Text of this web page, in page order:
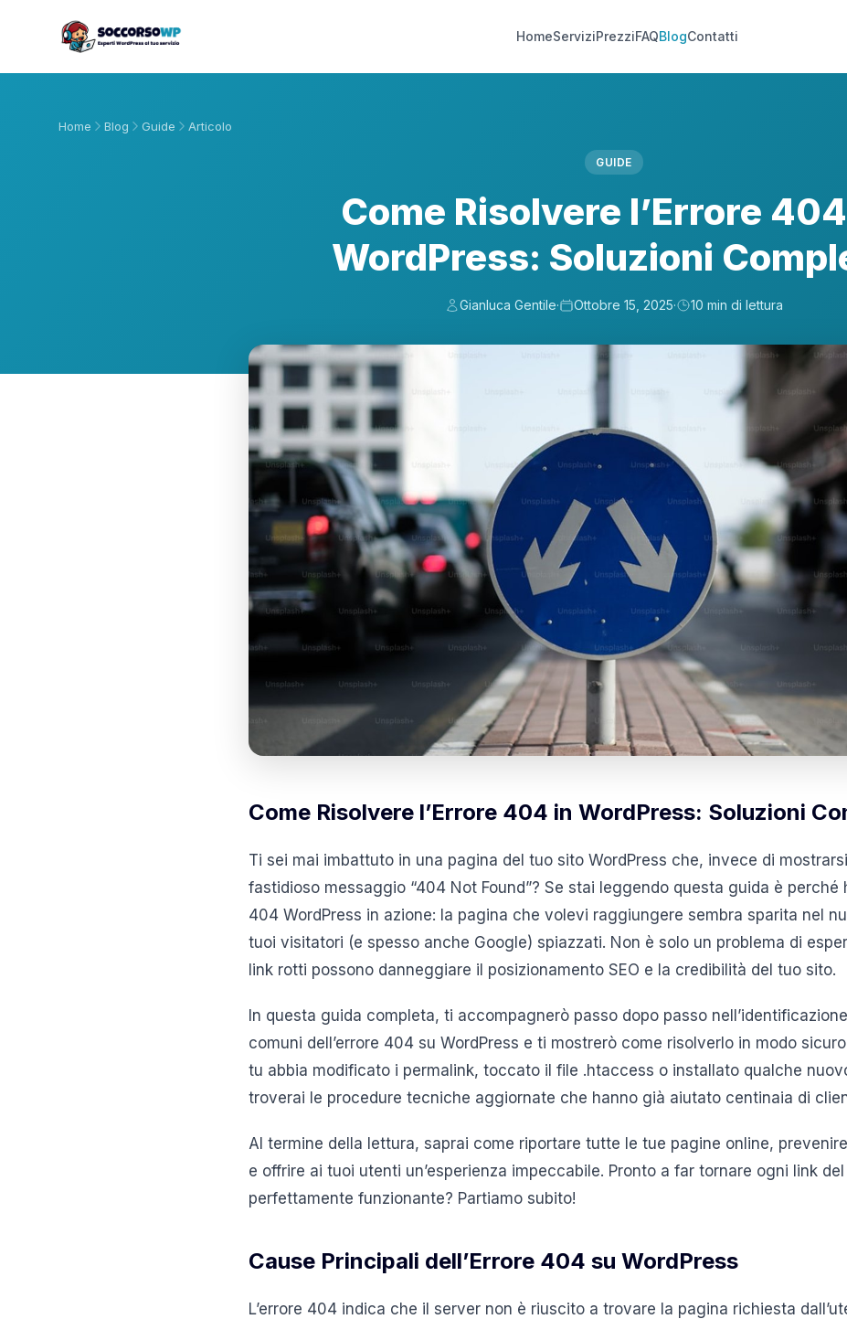
HomeServiziPrezziFAQBlogContatti
Home Blog Guide Articolo
GUIDE
Come Risolvere l’Errore
WordPress: Soluzioni
Gianluca Gentile· Ottobre 15, 2025· 10 min di lettura
Come Risolvere l’Errore 404 in WordPress: Soluzioni
Ti sei mai imbattuto in una pagina del tuo sito WordPress che, invece di
fastidioso messaggio “404 Not Found”? Se stai leggendo questa guida è perché
404 WordPress in azione: la pagina che volevi raggiungere sembra sparita nel
tuoi visitatori (e spesso anche Google) spiazzati. Non è solo un problema di
link rotti possono danneggiare il posizionamento SEO e la credibilità del tuo sito.
In questa guida completa, ti accompagnerò passo dopo passo
comuni dell’errore 404 su WordPress e ti mostrerò come risolverlo in modo
tu abbia modificato i permalink, toccato il file .htaccess o installato qualche
troverai le procedure tecniche aggiornate che hanno già aiutato centinaia di
Al termine della lettura, saprai come riportare tutte le tue pagine online,
e offrire ai tuoi utenti un’esperienza impeccabile. Pronto a far tornare ogni link
perfettamente funzionante? Partiamo subito!
Cause Principali dell’Errore 404 su WordPress
L’errore 404 indica che il server non è riuscito a trovare la pagina richiesta